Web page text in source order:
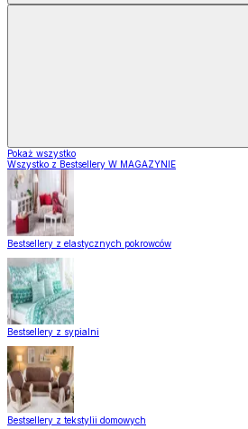
Pokaż wszystko
Wszystko z Bestsellery W MAGAZYNIE
Bestsellery z elastycznych pokrowców
Bestsellery z sypialni
Bestsellery z tekstylii domowych